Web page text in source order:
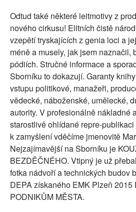
Odtud také některé leitmotivy z
nového cirkusu! Elitních čistě
vzepětí tryskajících z genia loci a
méně a musely, jak jsem naznačil,
pódiích. Stručné informace a
Sborníku to dokazují. Garanty
vstupu politikové, manažeři,
vědecké, náboženské, umělecké,
autority. V profesionálně nákladné
starostlivě ohlídané repre-
k zamyšlení vděčíme jmenovitě
Nejzajímavější na Sborníku je
BEZDĚČNÉHO. Vtipný je už
fotka nádvoří a technických budov
DEPA získaného EMK Plzeň 2015
PODNIKŮM MĚSTA.